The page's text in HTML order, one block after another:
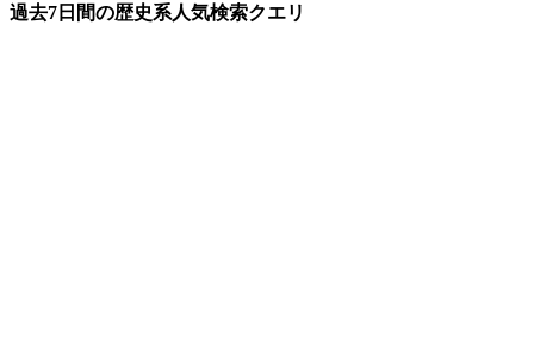
過去7日間の歴史系人気検索クエリ